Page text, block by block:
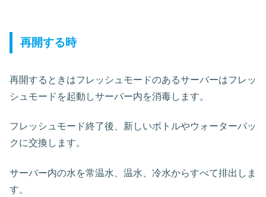
再開する時
再開するときはフレッシュモードのあるサーバーはフレッ
シュモードを起動しサーバー内を消毒します。
フレッシュモード終了後、新しいボトルやウォーターパッ
クに交換します。
サーバー内の水を常温水、温水、冷水からすべて排出しま
す。